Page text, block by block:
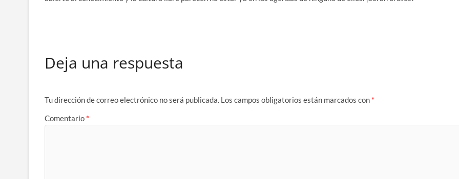
Deja una respuesta
Tu dirección de correo electrónico no será publicada. Los campos obligatorios están marcados con *
Comentario *